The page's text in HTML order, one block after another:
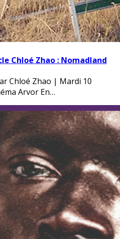
Chloé Zhao : Nomadland
Chloé Zhao | Mardi 10
Arvor En…